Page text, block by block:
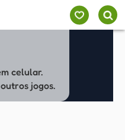
celular.
jogos.